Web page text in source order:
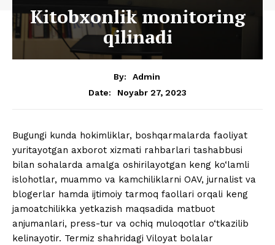
Kitobxonlik monitoring
qilinadi
By:
Admin
Date:
Noyabr 27, 2023
Bugungi kunda hokimliklar, boshqarmalarda faoliyat
yuritayotgan axborot xizmati rahbarlari tashabbusi
bilan sohalarda amalga oshirilayotgan keng ko‘lamli
islohotlar, muammo va kamchiliklarni OAV, jurnalist va
blogerlar hamda ijtimoiy tarmoq faollari orqali keng
jamoatchilikka yetkazish maqsadida matbuot
anjumanlari, press-tur va ochiq muloqotlar o‘tkazilib
kelinayotir. Termiz shahridagi Viloyat bolalar